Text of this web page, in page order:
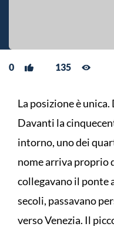
0 135
La posizione è
Davanti la
intorno, uno dei
nome arriva proprio
collegavano il ponte
secoli, passavano
verso Venezia. Il